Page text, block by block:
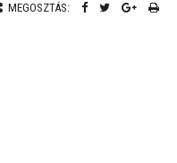
MEGOSZTÁS: